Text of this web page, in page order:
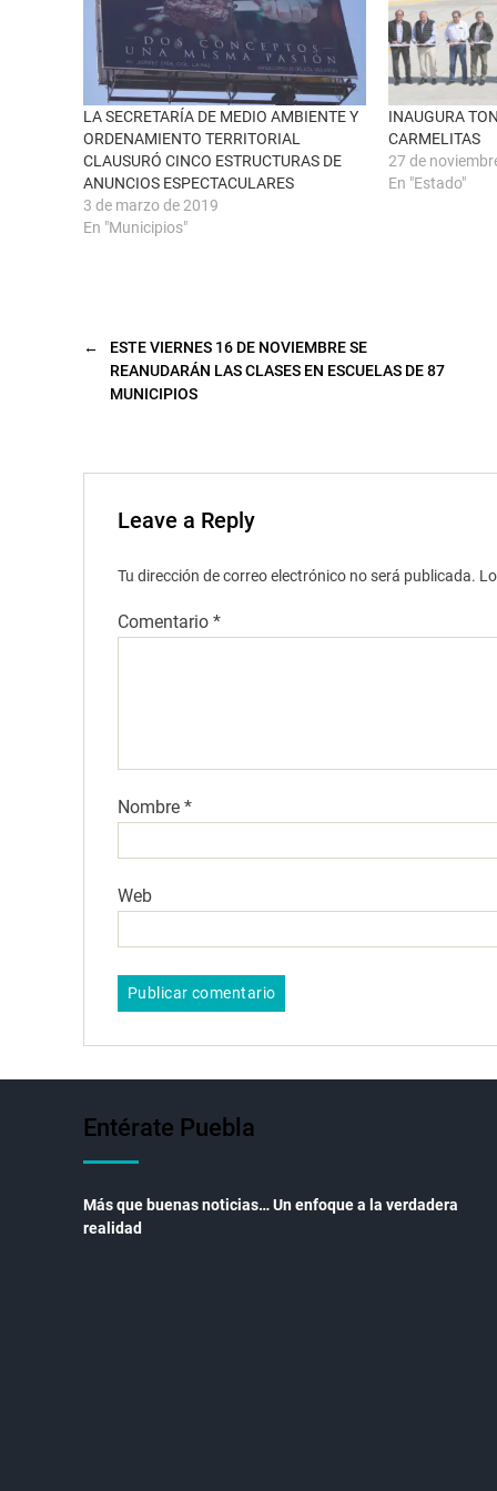
n
t
a
n
a
n
u
e
v
a
)
e
b
o
o
k
(
S
e
a
b
r
e
e
n
u
n
a
a
n
u
e
v
LA SECRETARÍA DE MEDIO AMBIENTE Y
ORDENAMIENTO TERRITORIAL
CLAUSURÓ CINCO ESTRUCTURAS DE
ANUNCIOS ESPECTACULARES
3 de marzo de 2019
En "Municipios"
INAUGURA
CARMELITAS
27 de
En "Estado"
←
ESTE VIERNES 16 DE NOVIEMBRE SE
REANUDARÁN LAS CLASES EN ESCUELAS DE 87
MUNICIPIOS
Leave a Reply
Tu dirección de correo electrónico no será publicada.
Comentario *
Nombre *
Web
Entérate Puebla
Más que buenas noticias… Un enfoque a la verdadera
realidad